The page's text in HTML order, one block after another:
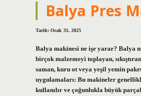
Balya Pres
Tarih: Ocak 31, 2025
Balya makinesi ne işe yarar? Balya
birçok malzemeyi toplayan,
saman, kuru ot veya yeşil yemin
uygulamaları: Bu makineler
kullanılır ve çoğunlukla büyük